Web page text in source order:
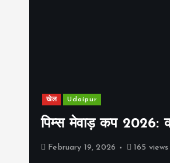
खेल Udaipur
पिम्स मेवाड़ कप 2026:
February 19, 2026 165 views